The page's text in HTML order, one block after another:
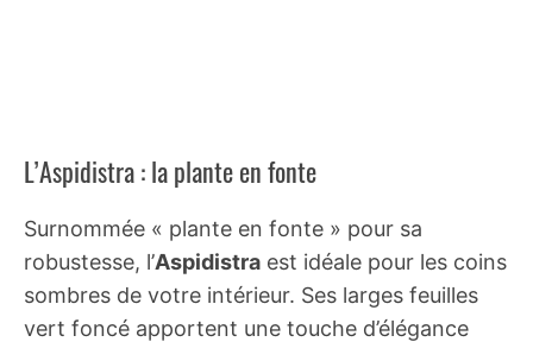
L’Aspidistra : la plante en fonte
Surnommée « plante en fonte » pour sa
robustesse, l’Aspidistra est idéale pour les coins
sombres de votre intérieur. Ses larges feuilles
vert foncé apportent une touche d’élégance